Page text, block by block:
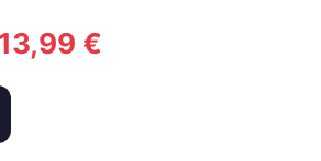
Le
prix
€.
13,99 €Le